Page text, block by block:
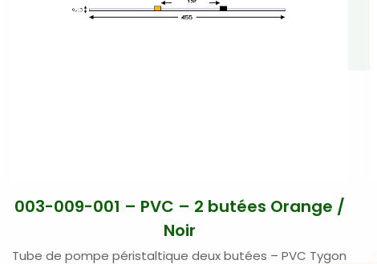
003-009-001 – PVC – 2 butées Orange /
Noir
Tube de pompe péristaltique deux butées – PVC Tygon